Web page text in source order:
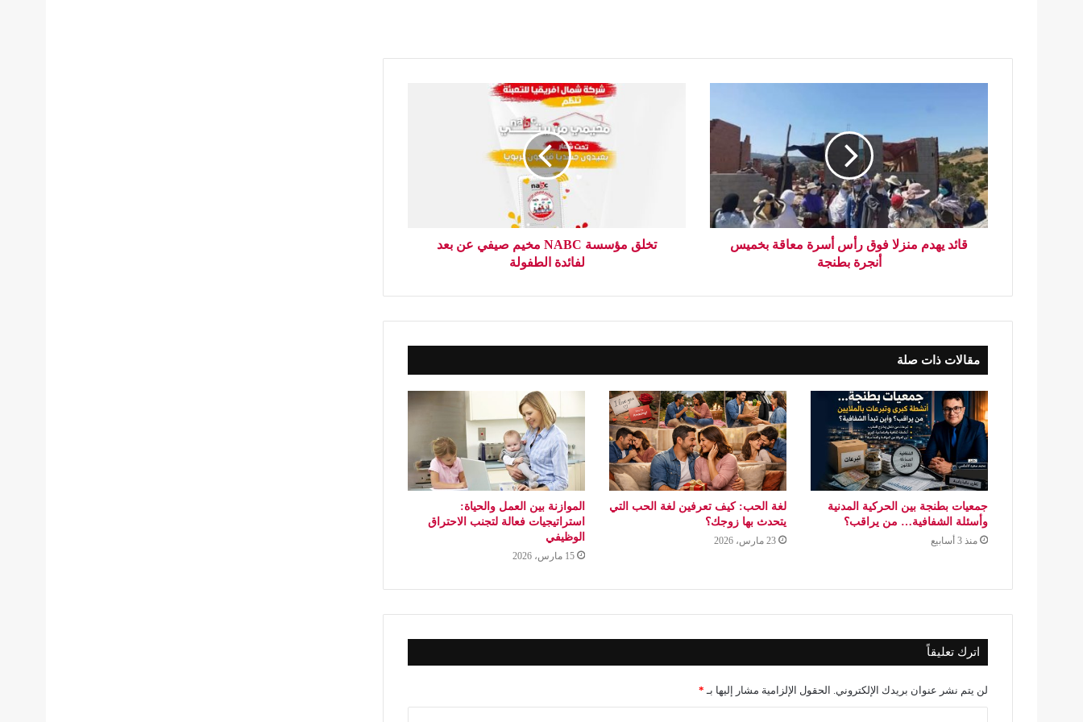
قائد يهدم منزلا فوق رأس أسرة معاقة بخميس
أنجرة بطنجة
تخلق مؤسسة NABC مخيم صيفي عن بعد
لفائدة الطفولة
مقالات ذات صلة
جمعيات بطنجة بين الحركية المدنية
وأسئلة الشفافية… من يراقب؟
منذ 3 أسابيع
لغة الحب: كيف تعرفين لغة الحب التي
يتحدث بها زوجك؟
23 مارس، 2026
الموازنة بين العمل والحياة:
استراتيجيات فعالة لتجنب الاحتراق
الوظيفي
15 مارس، 2026
اترك تعليقاً
لن يتم نشر عنوان بريدك الإلكتروني. الحقول الإلزامية مشار إليها بـ *